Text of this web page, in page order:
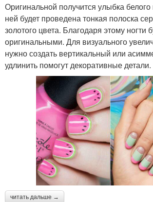
Оригинальной получится улыбка
ней будет проведена тонкая полоска
золотого цвета. Благодаря этому ногти
оригинальными. Для визуального
нужно создать вертикальный или
удлинить помогут декоративные детали.
читать дальше →